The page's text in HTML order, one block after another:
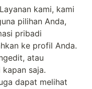
kami, kami
pilihan Anda,
pribadi
ke profil Anda.
atau
saja.
dapat melihat